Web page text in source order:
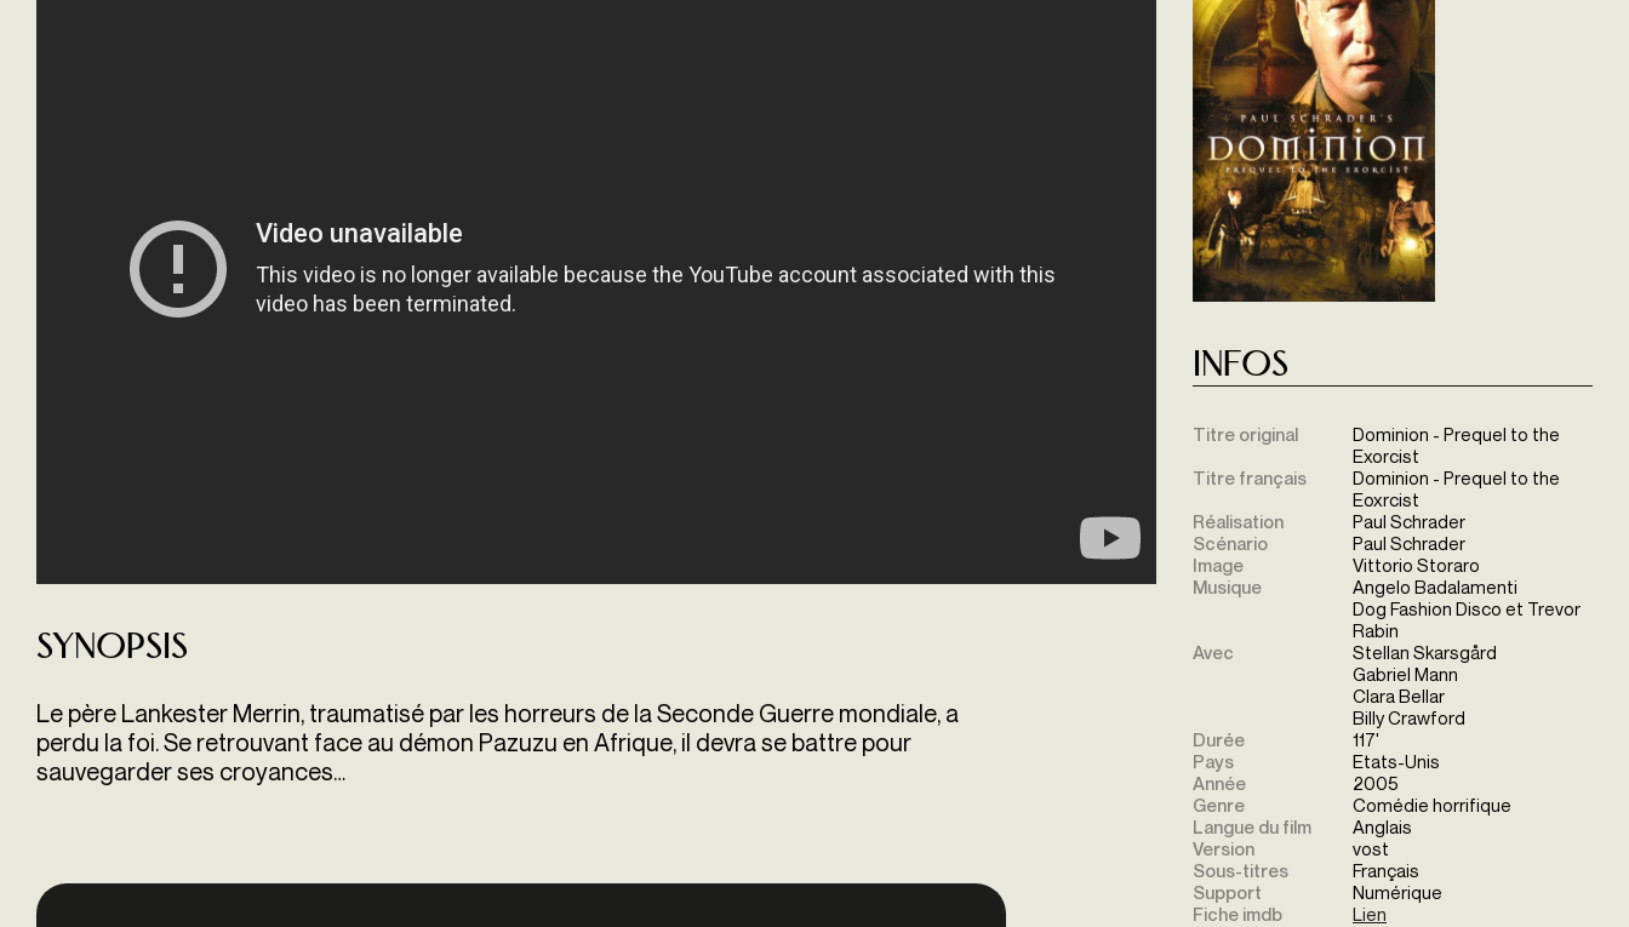
Synopsis
Le père Lankester Merrin, traumatisé par les horreurs de laSeconde Guerre mondiale, a
perdu la foi. Se retrouvant face au démon Pazuzu en Afrique, il devra se battre pour
sauvegarder ses croyances…
Infos
Titre original
Dominion - Prequel to the
Exorcist
Titre français
Dominion - Prequel to the
Eoxrcist
Réalisation
Paul Schrader
Scénario
Paul Schrader
Image
Vittorio Storaro
Musique
Angelo Badalamenti
Dog Fashion Disco et Trevor
Rabin
Avec
Stellan Skarsgård
Gabriel Mann
Clara Bellar
Billy Crawford
Durée
117'
Pays
Etats-Unis
Année
2005
Genre
Comédie horrifique
Langue du film
Anglais
Version
vost
Sous-titres
Français
Support
Numérique
Fiche imdb
Lien